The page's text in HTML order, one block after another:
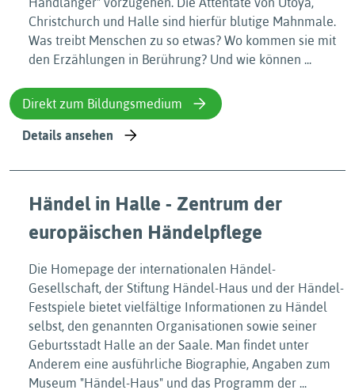
Christchurch und Halle sind hierfür blutige Mahnmale.
Was treibt Menschen zu so etwas? Wo kommen sie mit
den Erzählungen in Berührung? Und wie können ...
Direkt zum Bildungsmedium
Details ansehen
Händel in Halle - Zentrum der
europäischen Händelpflege
Die Homepage der internationalen Händel-
Gesellschaft, der Stiftung Händel-Haus und der Händel-
Festspiele bietet vielfältige Informationen zu Händel
selbst, den genannten Organisationen sowie seiner
Geburtsstadt Halle an der Saale. Man findet unter
Anderem eine ausführliche Biographie, Angaben zum
Museum "Händel-Haus" und das Programm der ...